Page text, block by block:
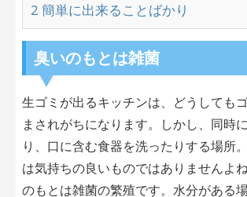
2 簡単に出来ることばかり
臭いのもとは雑菌
生ゴミが出るキッチンは、どうしても
まされがちになります。しかし、同時
り、口に含む食器を洗ったりする場所
は気持ちの良いものではありませんよ
のもとは雑菌の繁殖です。水分がある